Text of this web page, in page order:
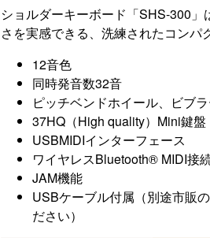
ショルダーキーボード「SHS-300
さを実感できる、洗練されたコンパ
12音色
同時発音数32音
ピッチベンドホイール、ビブ
37HQ（High quality）Mini鍵盤
USBMIDIインターフェース
ワイヤレスBluetooth® MIDI接
JAM機能
USBケーブル付属（別途市販
ださい）